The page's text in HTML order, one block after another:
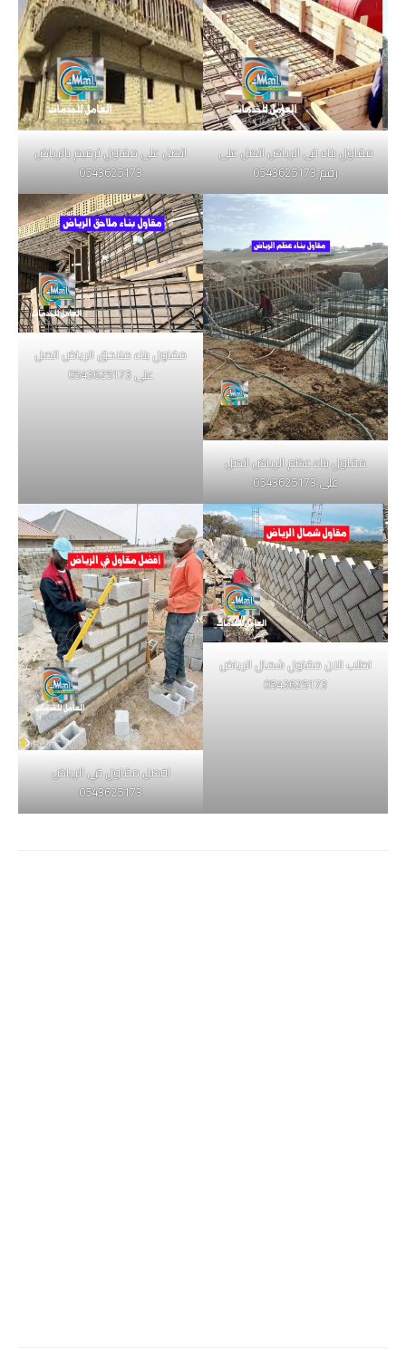
مقاول بناء فى الرياض اتصل على
رقم 0543625173
اتصل على مقاول ترميم بالرياض
0543625173
مقاول بناء عظم الرياض اتصل
على 0543625173
مقاول بناء ملاحق الرياض اتصل
على 0543625173
اطلب الان مقاول شمال الرياض
0543625173
افصل مقاول في الرياض
0543625173